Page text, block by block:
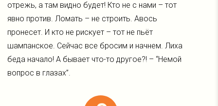
отрежь, а там видно будет! Кто не с нами – тот
явно против. Ломать – не строить. Авось
пронесет. И кто не рискует – тот не пьёт
шампанское. Сейчас все бросим и начнем. Лиха
беда начало! А бывает что-то другое?! – “Немой
вопрос в глазах”.